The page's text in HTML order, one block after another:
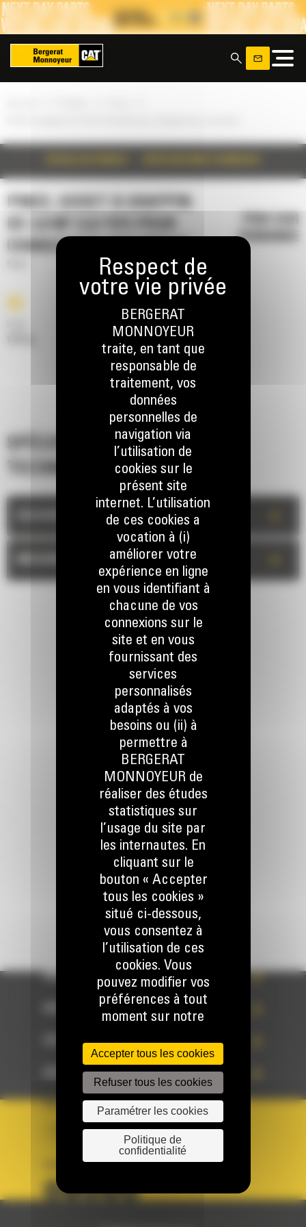
PINCE, GODET À GRAPPIN
CHARGEUSES SUR PNEUS
DEMANDE
SPÉCIFICATIONS
TECHNIQUES
RESTONS EN CONTACT
078 157 767
Écrivez-nous
ENVOYER LA DEMANDE
WHAT’S NEW?
NOS RÉFÉRENCES
VOTRE CHOIX
ACCÈS RAPIDES
PAYS
BM BELGIUM
LANGUE
fr
Panneau de gestion des cookies
BERGERAT
MONNOYEUR
traite, en tant que
responsable de
traitement, vos
données
personnelles de
navigation via
l’utilisation de
cookies sur le
présent site
internet. L’utilisation
de ces cookies a
vocation à (i)
améliorer votre
expérience en ligne
en vous identifiant à
chacune de vos
connexions sur le
site et en vous
fournissant des
services
personnalisés
adaptés à vos
besoins ou (ii) à
permettre à
BERGERAT
MONNOYEUR de
réaliser des études
statistiques sur
l’usage du site par
les internautes. En
cliquant sur le
bouton « Accepter
tous les cookies »
situé ci-dessous,
vous consentez à
l’utilisation de ces
cookies. Vous
pouvez modifier vos
préférences à tout
moment sur notre
renseignements,
notamment sur le
paramétrage de ces
cookies, veuillez
consulter notre
Politique sur les
cookies accessible
Accepter tous les cookies
Refuser tous les cookies
Paramétrer les cookies
Politique de
confidentialité